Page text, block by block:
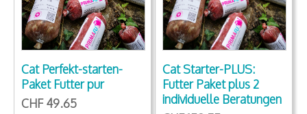
Cat Perfekt-starten-
Paket Futter pur
CHF 49.65
Cat Starter-PLUS:
Futter Paket plus 2
individuelle Beratungen